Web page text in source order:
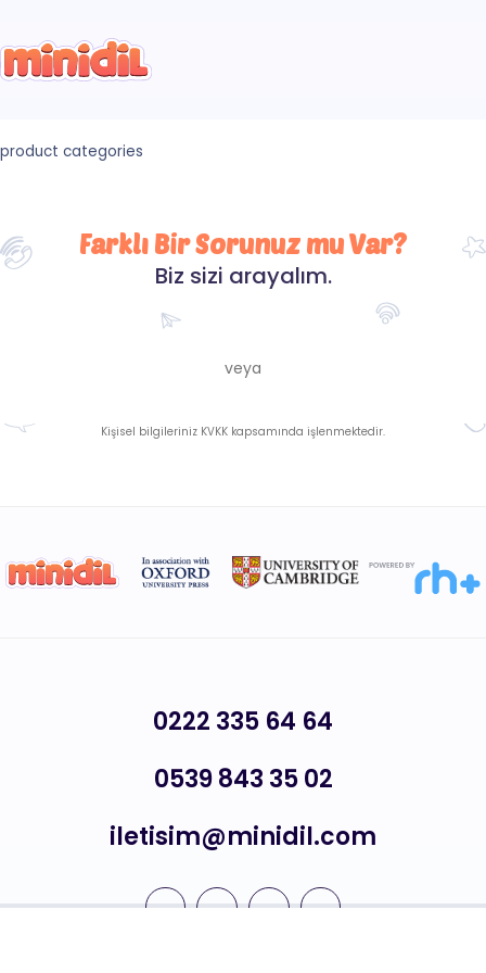
product categories
Farklı Bir Sorunuz mu Var?
Biz sizi arayalım.
veya
Kişisel bilgileriniz KVKK kapsamında işlenmektedir.
0222 335 64 64
0539 843 35 02
iletisim@minidil.com